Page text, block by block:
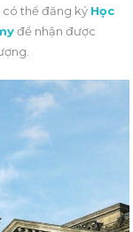
có thể đăng ký Học
để nhận được